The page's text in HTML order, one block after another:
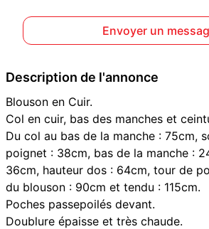
Envoyer un
Description de l'annonce
Blouson en Cuir.
Col en cuir, bas des manches et
Du col au bas de la manche : 75cm,
poignet : 38cm, bas de la manche :
36cm, hauteur dos : 64cm, tour de
du blouson : 90cm et tendu : 115cm.
Poches passepoilés devant.
Doublure épaisse et très chaude.